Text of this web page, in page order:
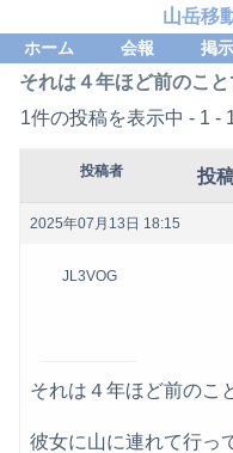
山岳移
ホーム 会報 掲
それは４年ほど前のこ
1件の投稿を表示中 - 1 -
投稿者 投
2025年07月13日 18:15
JL3VOG
それは４年ほど前のこ
彼女に山に連れて行っ